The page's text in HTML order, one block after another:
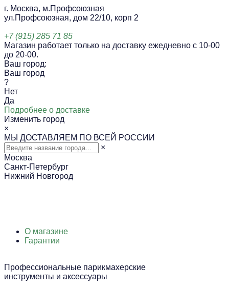
г. Москва, м.Профсоюзная
ул.Профсоюзная, дом 22/10, корп 2
+7 (915) 285 71 85
Магазин работает только на доставку ежедневно с 10-00
до 20-00.
Ваш город:
Ваш город
?
Нет
Да
Подробнее о доставке
Изменить город
×
МЫ ДОСТАВЛЯЕМ ПО ВСЕЙ РОССИИ
×
Москва
Санкт-Петербург
Нижний Новгород
О магазине
Гарантии
Профессиональные парикмахерские
инструменты и аксессуары